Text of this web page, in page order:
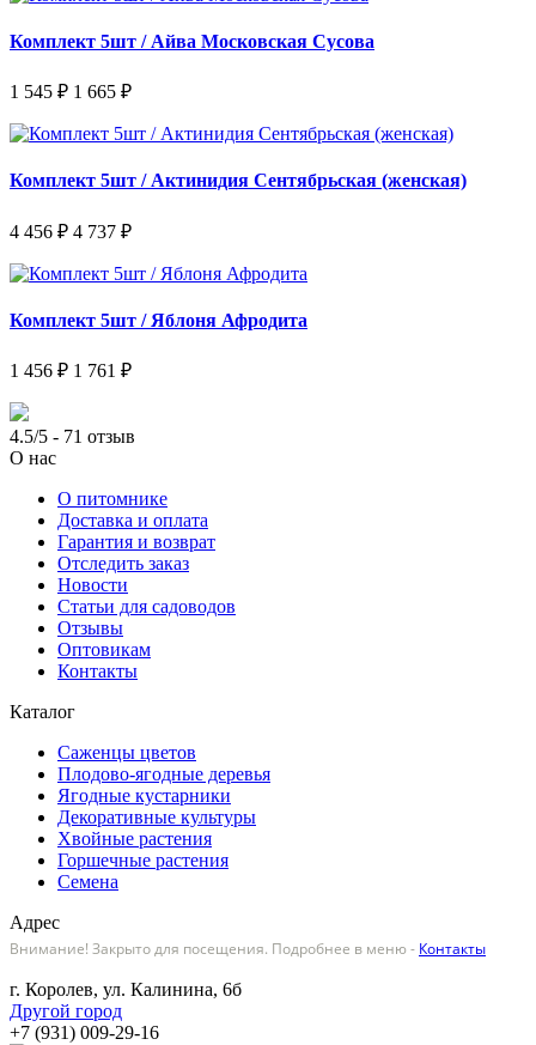
Комплект 5шт / Айва Московская Сусова
1 545 ₽ 1 665 ₽
Комплект 5шт / Актинидия Сентябрьская (женская)
4 456 ₽ 4 737 ₽
Комплект 5шт / Яблоня Афродита
1 456 ₽ 1 761 ₽
4.5/5 - 71 отзыв
О нас
О питомнике
Доставка и оплата
Гарантия и возврат
Отследить заказ
Новости
Статьи для садоводов
Отзывы
Оптовикам
Контакты
Каталог
Саженцы цветов
Плодово-ягодные деревья
Ягодные кустарники
Декоративные культуры
Хвойные растения
Горшечные растения
Семена
Адрес
Внимание! Закрыто для посещения. Подробнее в меню - Контакты
г. Королев, ул. Калинина, 6б
Другой город
+7 (931) 009-29-16